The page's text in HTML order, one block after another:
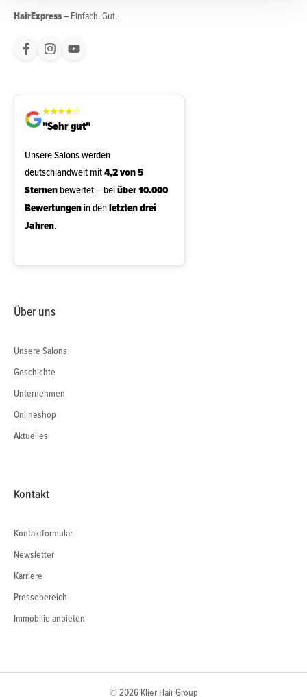
HairExpress– Einfach. Gut.
★★★★☆
"Sehr gut"
Unsere Salons werden
deutschlandweit mit4,2 von 5
Sternenbewertet – beiüber 10.000
Bewertungenin denletzten drei
Jahren.
Über uns
Unsere Salons
Geschichte
Unternehmen
Onlineshop
Aktuelles
Kontakt
Kontaktformular
Newsletter
Karriere
Pressebereich
Immobilie anbieten
© 2026 Klier Hair Group